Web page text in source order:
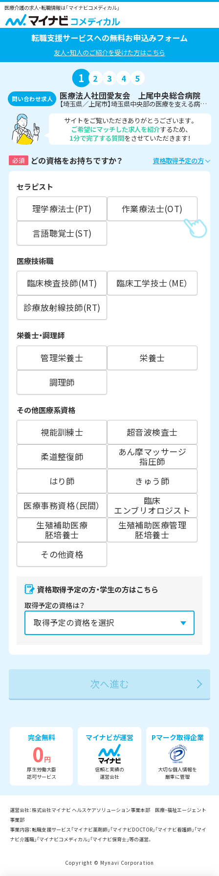
医療介護の求人・転職情報は「マイナビコメディカル」
転職支援サービスへの無料お申込みフォーム
友人・知人のご紹介を受けた方はこちら
1 2 3 4 5
問い合わせ求人 医療法人社団愛友会 上尾中央総合病院
【埼玉県／上尾市】埼玉県中央部の医療を支える病院付属のクリニック〈臨床検査技師〉
サイトをご覧いただきありがとうございます。
ご希望にマッチした求人を紹介するため、
1分で完了する質問をさせていただきます！
必須 どの資格をお持ちですか？ 資格取得予定の方
セラピスト
理学療法士(PT)
作業療法士(OT)
言語聴覚士(ST)
医療技術職
臨床検査技師(MT)
臨床工学技士（ME）
診療放射線技師(RT)
栄養士・調理師
管理栄養士
栄養士
調理師
その他医療系資格
視能訓練士
超音波検査士
柔道整復師
あん摩マッサージ
指圧師
はり師
きゅう師
医療事務資格（民間）
臨床
エンブリオロジスト
生殖補助医療
胚培養士
生殖補助医療管理
胚培養士
その他資格
資格取得予定の方・学生の方はこちら
取得予定の資格は？
2027年 2028年 2029年 3月
完全無料
0円
厚生労働大臣
認可サービス
マイナビが運営
信頼と実績の
運営会社
Pマーク取得企業
大切な個人情報を
厳重に管理
運営会社：株式会社マイナビ ヘルスケアソリューション事業本部 医療・福祉エージェント
事業部
事業内容：転職支援サービス「マイナビ薬剤師」「マイナビDOCTOR」「マイナビ看護師」「マイ
ナビ介護職」「マイナビコメディカル」「マイナビ保育士」等の運営。
Copyright © Mynavi Corporation